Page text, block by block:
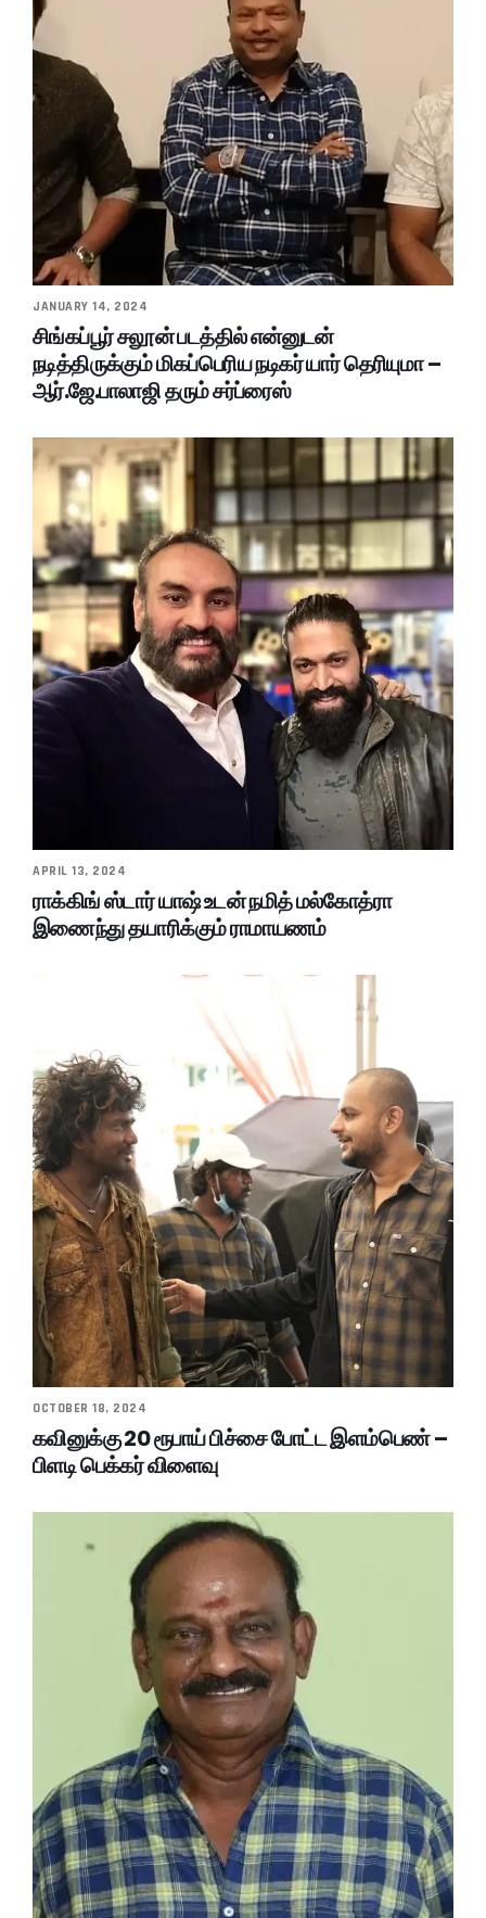
JANUARY 14, 2024
சிங்கப்பூர் சலூன் படத்தில் என்னுடன்
நடித்திருக்கும் மிகப்பெரிய நடிகர் யார் தெரியுமா –
ஆர்.ஜே.பாலாஜி தரும் சர்ப்ரைஸ்
APRIL 13, 2024
ராக்கிங் ஸ்டார் யாஷ் உடன் நமித் மல்கோத்ரா
இணைந்து தயாரிக்கும் ராமாயணம்
OCTOBER 18, 2024
கவினுக்கு 20 ரூபாய் பிச்சை போட்ட இளம்பெண் –
பிளடி பெக்கர் விளைவு